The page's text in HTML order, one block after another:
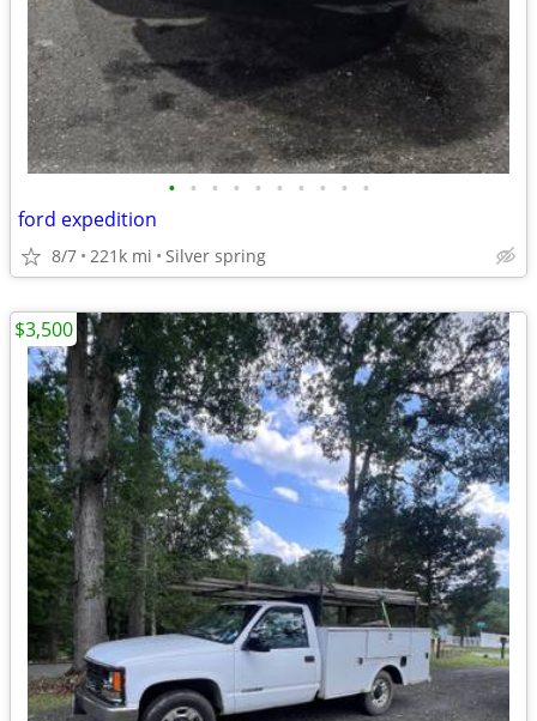
• • • • • • • • • •
ford expedition
8/7 221k mi Silver spring
$3,500